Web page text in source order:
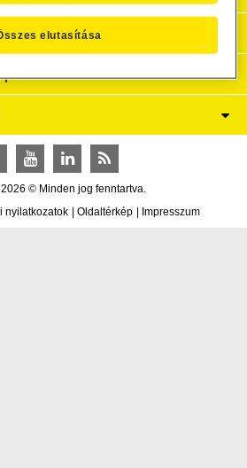
© Minden jog fenntartva.
YouTubeLinkedInRSS
nyilatkozatok Oldaltérkép Impresszum
elutasítása